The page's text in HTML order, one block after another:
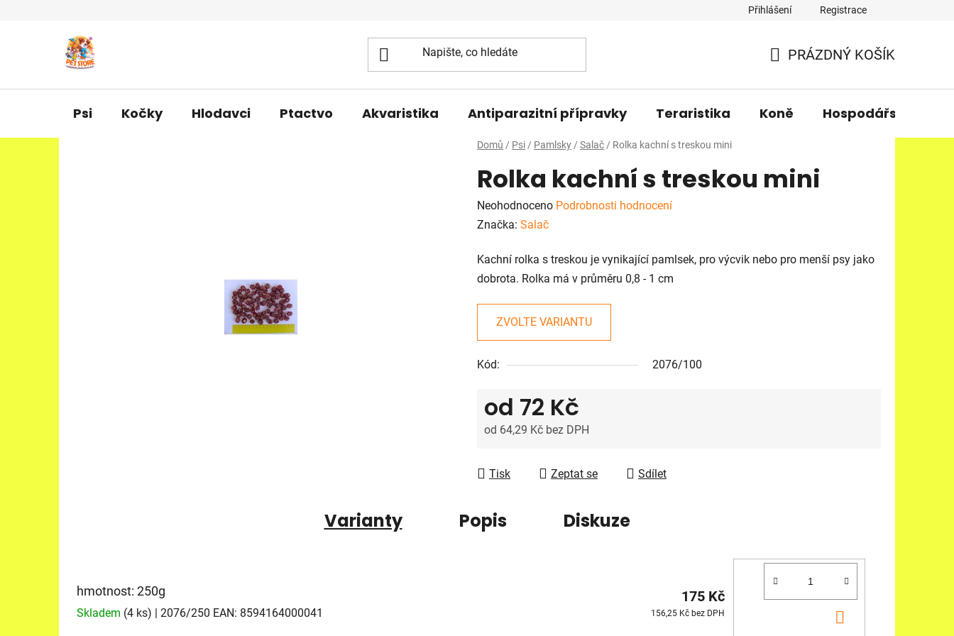
Přihlášení Registrace
KOŠÍK
PRÁZDNÝ KOŠÍK
Psi Kočky Hlodavci Ptactvo Akvaristika Antiparazitní přípravky Teraristika Koně Hospodářská
Domů / Psi / Pamlsky / Salač / Rolka kachní s treskou mini
Rolka kachní s treskou mini
Průměrné
hodnocení
je
0,0
hvězdiček.
Neohodnoceno Podrobnosti hodnocení
Značka: Salač
Kachní rolka s treskou je vynikající pamlsek, pro výcvik nebo pro menší psy jako
dobrota. Rolka má v průměru 0,8 - 1 cm
ZVOLTE VARIANTU
Kód: 2076/100
od 72 Kč
od 64,29 Kč bez DPH
Tisk
Zeptat se Sdílet
Varianty Popis Diskuze
hmotnost: 250g
Skladem (4 ks) | 2076/250 EAN: 8594164000041
175 Kč
156,25 Kč bez DPH